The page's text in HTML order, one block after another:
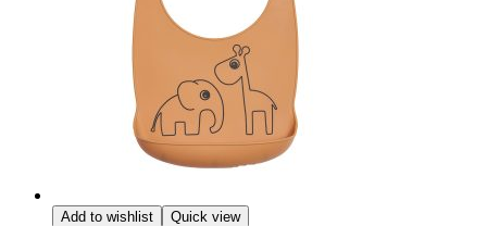
Add to wishlist Quick view